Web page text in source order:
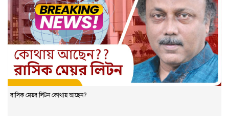
রাসিক মেয়র লিটন কোথায় আছেন?